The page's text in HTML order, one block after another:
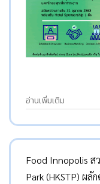
อ่านเพิ่มเติม
Food Innopolis ส
Park (HKSTP) ผ